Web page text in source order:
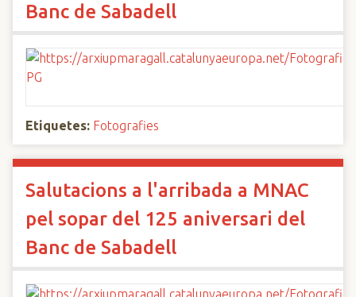
Banc de Sabadell
Etiquetes: Fotografies
Salutacions a l'arribada a MNAC
pel sopar del 125 aniversari del
Banc de Sabadell